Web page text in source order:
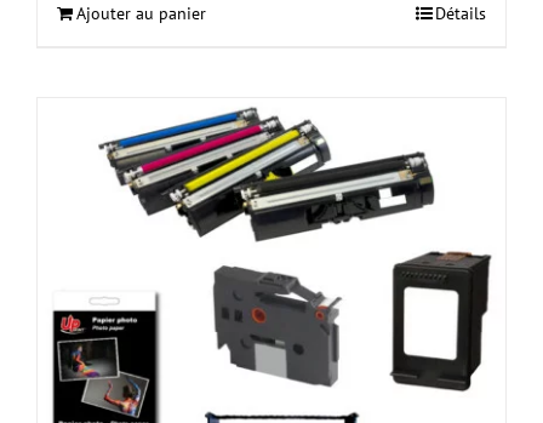
Ajouter au panier Détails